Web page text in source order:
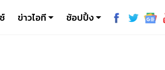
ข่าวไอที ช้อปปิ้ง